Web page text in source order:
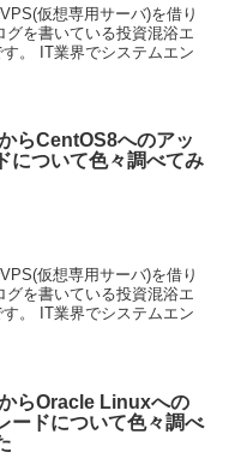
仮想専用サーバ)を借り
を書いている投資混浴エ
。 IT業界でシステムエン
らCentOS8へのアッ
について色々調べてみ
仮想専用サーバ)を借り
を書いている投資混浴エ
。 IT業界でシステムエン
らOracle Linuxへの
ードについて色々調べ